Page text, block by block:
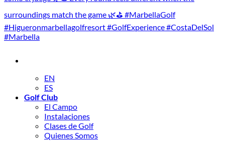
EN
ES
Golf Club
El Campo
Instalaciones
Clases de Golf
Quienes Somos